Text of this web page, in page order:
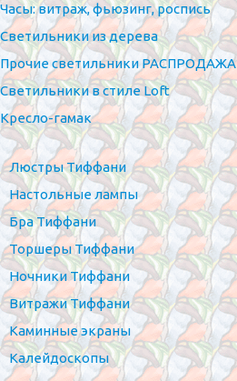
Часы: витраж, фьюзинг, роспись
Светильники из дерева
Прочие светильники РАСПРОДАЖА
Светильники в стиле Loft
Кресло-гамак
Люстры Тиффани
Настольные лампы
Бра Тиффани
Торшеры Тиффани
Ночники Тиффани
Витражи Тиффани
Каминные экраны
Калейдоскопы